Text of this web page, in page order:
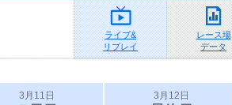
ライブ&
リプレイ
レース場
データ
3月11日 3月12日